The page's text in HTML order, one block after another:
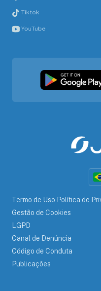
Tiktok
YouTube
Termo de Uso Política de
Gestão de Cookies
LGPD
Canal de Denúncia
Código de Conduta
Publicações